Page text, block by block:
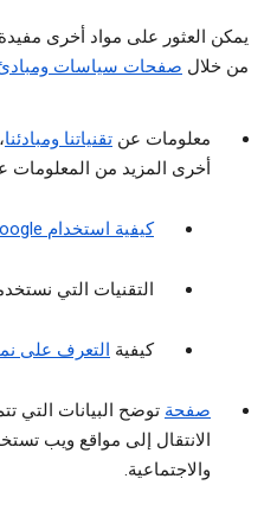
يمكن العثور على مواد أخرى
من خلال صفحات سياسات
معلومات عن تقنياتنا ومبادئنا
أخرى المزيد من المعلومات
كيفية استخدام Google لملفات تعريف الارتباط
التقنيات التي
كيفية التعرف على
صفحة
الانتقال إلى مواقع ويب
والاجتماعية.